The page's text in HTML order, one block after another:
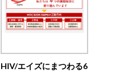
HIV/エイズにまつわる6